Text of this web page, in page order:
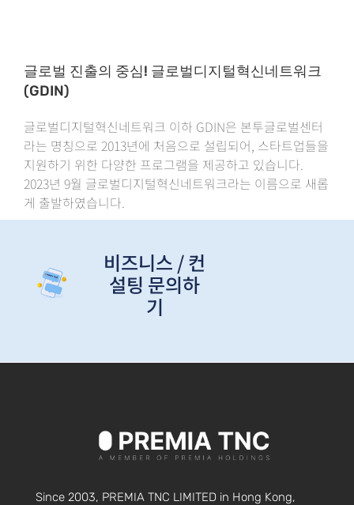
글로벌 진출의 중심! 글로벌디지털혁신네트워크
(GDIN)
글로벌디지털혁신네트워크 이하 GDIN은 본투글로벌센터
라는 명칭으로 2013년에 처음으로 설립되어, 스타트업들을
지원하기 위한 다양한 프로그램을 제공하고 있습니다.
2023년 9월 글로벌디지털혁신네트워크라는 이름으로 새롭
게 출발하였습니다.
비즈니스 / 컨
설팅 문의하
기
Since 2003, PREMIA TNC LIMITED in Hong Kong,